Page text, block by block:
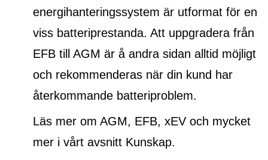
energihanteringssystem är utformat för en
viss batteriprestanda. Att uppgradera från
EFB till AGM är å andra sidan alltid möjligt
och rekommenderas när din kund har
återkommande batteriproblem.
Läs mer om AGM, EFB, xEV och mycket
mer i vårt avsnitt Kunskap.